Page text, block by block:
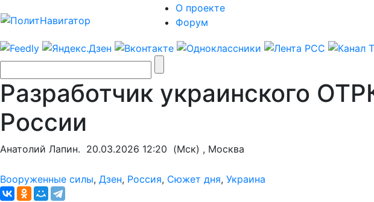
О проекте
Форум
Разработчик украинского
России
Анатолий Лапин. 20.03.2026 12:20 (Мск) , Москва
Вооруженные силы, Дзен, Россия, Сюжет дня, Украина